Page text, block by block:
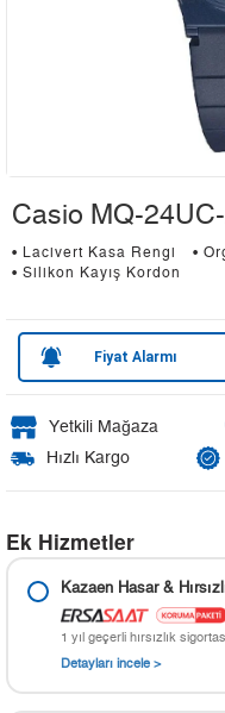
Casio MQ-
• Lacivert Kasa Rengi •
• Silikon Kayış Kordon
Fiyat Alarmı
Yetkili Mağaza
Hızlı Kargo
Ek Hizmetler
Kazaen Hasar &
1 yıl geçerli hırsızlık
Detayları incele >